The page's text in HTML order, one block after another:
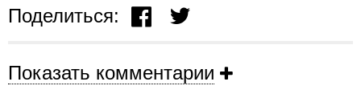
Поделиться:
Показать комментарии